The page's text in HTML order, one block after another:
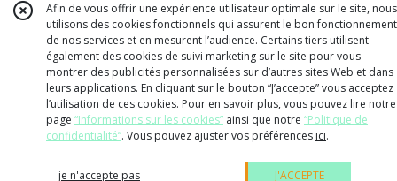
Afin de vous offrir une expérience utilisateur optimale sur le site, nous
utilisons des cookies fonctionnels qui assurent le bon fonctionnement
de nos services et en mesurent l’audience. Certains tiers utilisent
également des cookies de suivi marketing sur le site pour vous
montrer des publicités personnalisées sur d’autres sites Web et dans
leurs applications. En cliquant sur le bouton “J’accepte” vous acceptez
l’utilisation de ces cookies. Pour en savoir plus, vous pouvez lire notre
page “Informations sur les cookies” ainsi que notre “Politique de
confidentialité“. Vous pouvez ajuster vos préférences ici.
je n'accepte pas J'ACCEPTE